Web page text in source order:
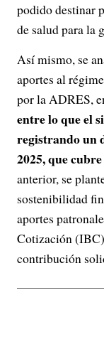
podido destinar
de salud para la
Así mismo, se
aportes al
por la ADRES,
entre lo que el
registrando un
2025, que
anterior, se
sostenibilidad
aportes
Cotización
contribución